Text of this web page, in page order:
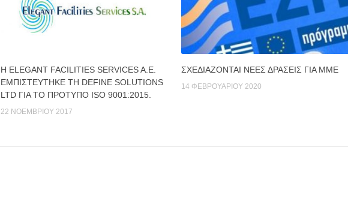
H ELEGANT FACILITIES SERVICES A.E.
ΕΜΠΙΣΤΕΥΤΗΚΕ ΤΗ DEFINE SOLUTIONS
LTD ΓΙΑ ΤO ΠΡΟΤΥΠO ISO 9001:2015.
22 ΝΟΕΜΒΡΊΟΥ 2017
ΣΧΕΔΙΆΖΟΝΤΑΙ ΝΈΕΣ ΔΡΆΣΕΙΣ ΓΙΑ ΜΜΕ
14 ΦΕΒΡΟΥΑΡΊΟΥ 2020